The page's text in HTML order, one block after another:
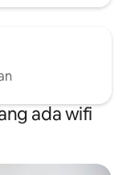
ada wifi